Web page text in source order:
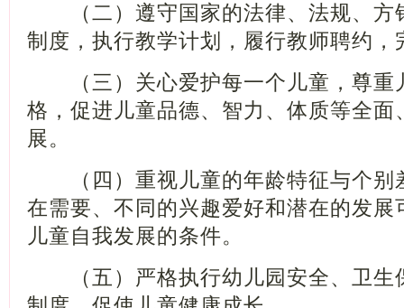
（二）遵守国家的法律、法规、方
制度，执行教学计划，履行教师聘约，
（三）关心爱护每一个儿童，尊重
格，促进儿童品德、智力、体质等全面
展。
（四）重视儿童的年龄特征与个别
在需要、不同的兴趣爱好和潜在的发展
儿童自我发展的条件。
（五）严格执行幼儿园安全、卫生